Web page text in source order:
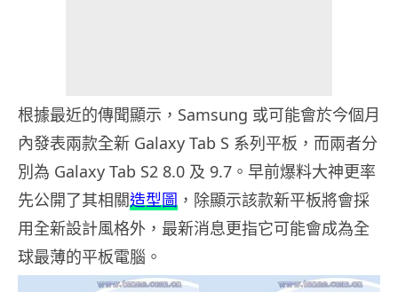
根據最近的傳聞顯示，Samsung 或可能會於今個月
內發表兩款全新 Galaxy Tab S 系列平板，而兩者分
別為 Galaxy Tab S2 8.0 及 9.7。早前爆料大神更率
先公開了其相關造型圖 ，除顯示該款新平板將會採
用全新設計風格外，最新消息更指它可能會成為全
球最薄的平板電腦。